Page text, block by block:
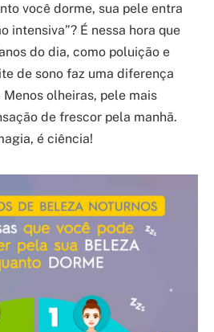
você dorme, sua pele entra
intensiva”? É nessa hora que
do dia, como poluição e
de sono faz uma diferença
olheiras, pele mais
de frescor pela manhã.
é ciência!